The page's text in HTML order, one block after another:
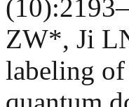
ZW*, Ji
labeling